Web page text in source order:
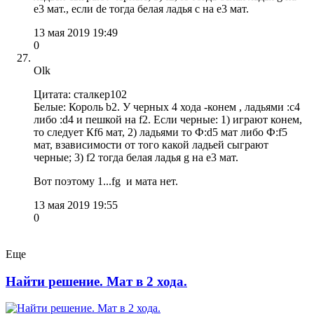
e3 мат., если de тогда белая ладья с на е3 мат.
13 мая 2019 19:49
0
Olk
Цитата: сталкер102
Белые: Король b2. У черных 4 хода -конем , ладьями :с4
либо :d4 и пешкой на f2. Если черные: 1) играют конем,
то следует Кf6 мат, 2) ладьями то Ф:d5 мат либо Ф:f5
мат, взависимости от того какой ладьей сыграют
черные; 3) f2 тогда белая ладья g на e3 мат.
Вот поэтому 1...fg и мата нет.
13 мая 2019 19:55
0
Еще
Найти решение. Мат в 2 хода.